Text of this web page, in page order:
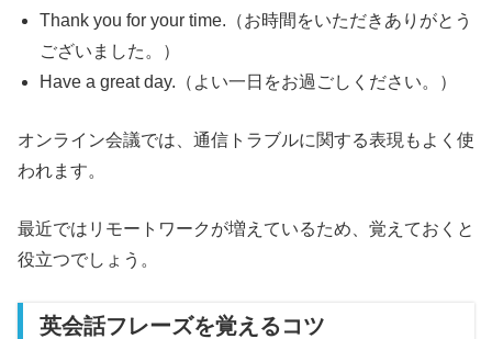
Thank you for your time.（お時間をいただきありがとう
ございました。）
Have a great day.（よい一日をお過ごしください。）
オンライン会議では、通信トラブルに関する表現もよく使
われます。
最近ではリモートワークが増えているため、覚えておくと
役立つでしょう。
英会話フレーズを覚えるコツ